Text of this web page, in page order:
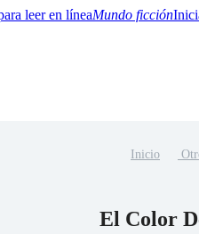
Mundo ficción
Inicio
El Color